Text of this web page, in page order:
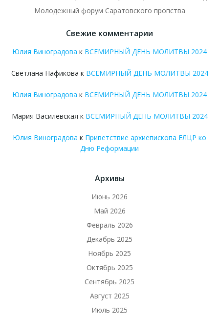
Молодежный форум Саратовского пропства
Свежие комментарии
Юлия Виноградова к ВСЕМИРНЫЙ ДЕНЬ МОЛИТВЫ 2024
Светлана Нафикова к ВСЕМИРНЫЙ ДЕНЬ МОЛИТВЫ 2024
Юлия Виноградова к ВСЕМИРНЫЙ ДЕНЬ МОЛИТВЫ 2024
Мария Василевская к ВСЕМИРНЫЙ ДЕНЬ МОЛИТВЫ 2024
Юлия Виноградова к Приветствие архиепископа ЕЛЦР ко
Дню Реформации
Архивы
Июнь 2026
Май 2026
Февраль 2026
Декабрь 2025
Ноябрь 2025
Октябрь 2025
Сентябрь 2025
Август 2025
Июль 2025